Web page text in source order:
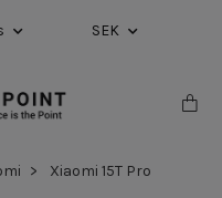
SEK
Xiaomi 15T Pro